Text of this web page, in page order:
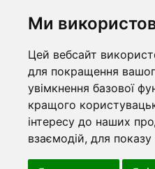
Ми
Цей вебсайт
для покращення
увімкнення базової
кращого
інтересу до наших
взаємодій, для
Перша команда